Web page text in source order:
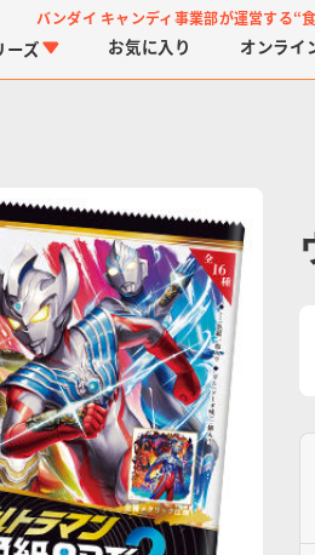
バンダイ キャンディ事業部が運営する“
PROJECT R.E.D.・ス
ーパー戦隊シリーズ
プリ
ーズ
つりグミ チョ
お気に入り オンライ